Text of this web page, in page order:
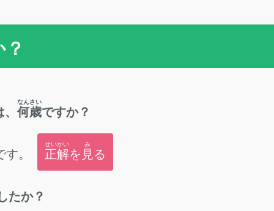
何歳
なんさい
ですか？
す。 正解
せいかい
を 見
み
る
たか？